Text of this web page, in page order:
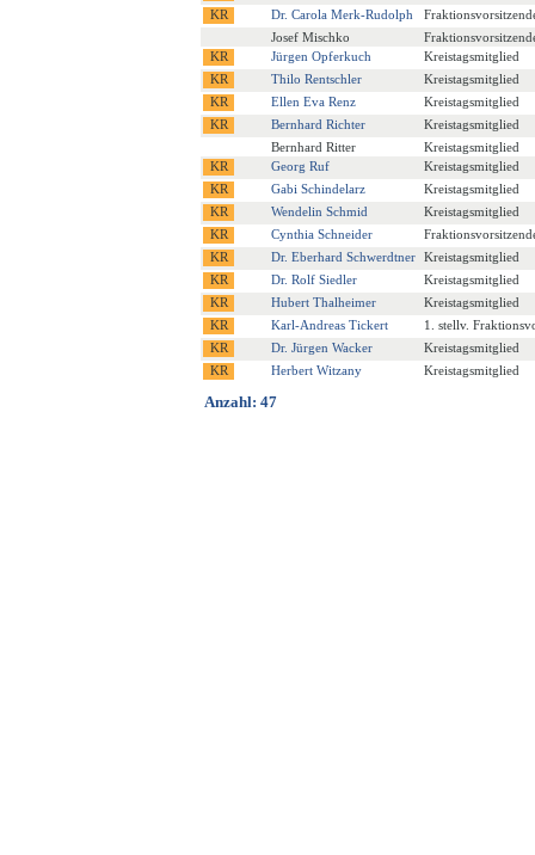
Dr. Carola Merk-Rudolph
Josef Mischko
Jürgen Opferkuch
Kreistagsmitglied
Thilo Rentschler
Kreistagsmitglied
Ellen Eva Renz
Kreistagsmitglied
Bernhard Richter
Kreistagsmitglied
Bernhard Ritter
Kreistagsmitglied
Georg Ruf
Kreistagsmitglied
Gabi Schindelarz
Kreistagsmitglied
Wendelin Schmid
Kreistagsmitglied
Cynthia Schneider
Dr. Eberhard Schwerdtner Kreistagsmitglied
Dr. Rolf Siedler
Kreistagsmitglied
Hubert Thalheimer
Kreistagsmitglied
Karl-Andreas Tickert
1. stellv.
Dr. Jürgen Wacker
Kreistagsmitglied
Herbert Witzany
Kreistagsmitglied
Anzahl: 47